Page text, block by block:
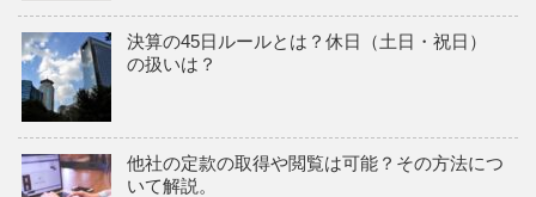
決算の45日ルールとは？休日（土日・祝日）
の扱いは？
他社の定款の取得や閲覧は可能？その方法につ
いて解説。